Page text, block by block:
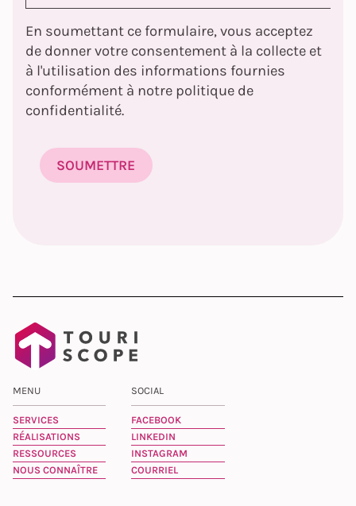
En soumettant ce formulaire, vous acceptez
de donner votre consentement à la collecte et
à l'utilisation des informations fournies
conformément à notre politique de
confidentialité.
MENU
SERVICES
RÉALISATIONS
RESSOURCES
NOUS CONNAÎTRE
SOCIAL
FACEBOOK
LINKEDIN
INSTAGRAM
COURRIEL